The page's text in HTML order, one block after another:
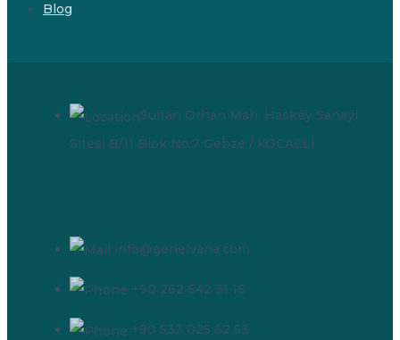
Blog
Sultan Orhan Mah. Hasköy Sanayi
Sitesi B/11 Blok No:7 Gebze / KOCAELİ
info@genelvana.com
+90 262 642 31 16
+90 533 025 62 53